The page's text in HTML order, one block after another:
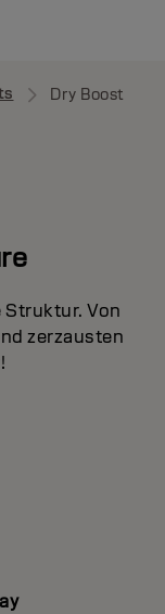
Dry Boost
Struktur. Von
zerzausten